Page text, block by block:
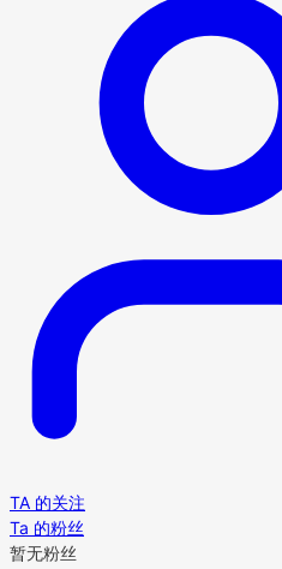
TA 的关注
Ta 的粉丝
暂无粉丝